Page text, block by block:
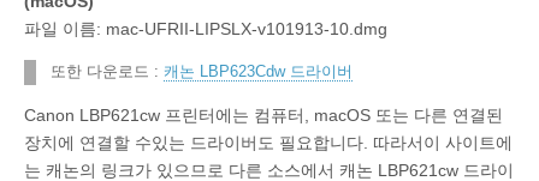
파일 이름: mac-UFRII-LIPSLX-v101913-10.dmg
또한 다운로드 : 캐논 LBP623Cdw 드라이버
Canon LBP621cw 프린터에는 컴퓨터, macOS 또는 다른 연결된
장치에 연결할 수있는 드라이버도 필요합니다. 따라서이 사이트에
는 캐논의 링크가 있으므로 다른 소스에서 캐논 LBP621cw 드라이